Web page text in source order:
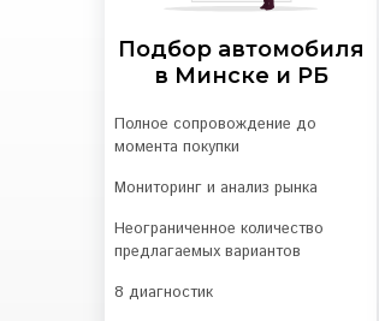
Подбор автомобиля
в Минске и РБ
Полное сопровождение до
момента покупки
Мониторинг и анализ рынка
Неограниченное количество
предлагаемых вариантов
8 диагностик